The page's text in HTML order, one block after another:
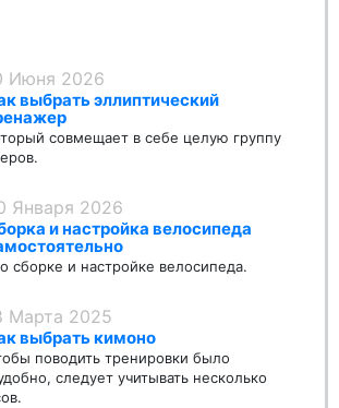
Июня 2026
выбрать эллиптический
совмещает в себе целую группу
Января 2026
и настройка велосипеда
сборке и настройке велосипеда.
Марта 2025
выбрать кимоно
поводить тренировки было
следует учитывать несколько